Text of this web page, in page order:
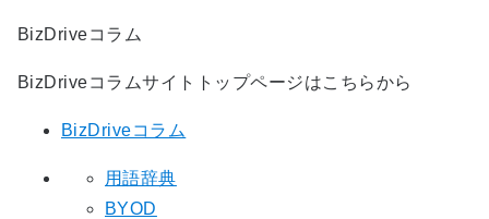
BizDriveコラム
BizDriveコラムサイトトップページはこちらから
BizDriveコラム
用語辞典
BYOD